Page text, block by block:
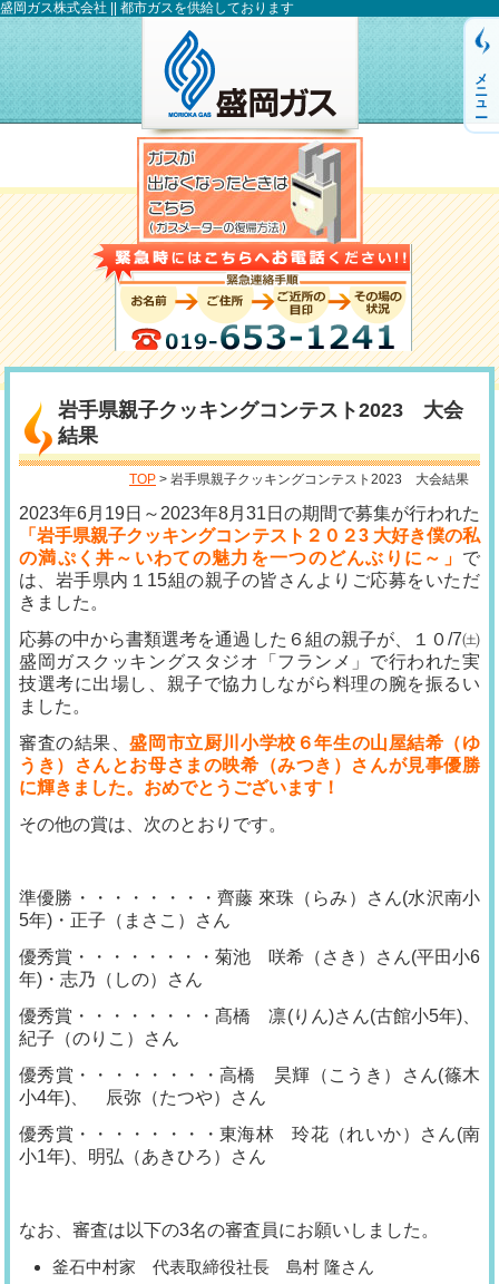
盛岡ガス株式会社 || 都市ガスを供給しております
メニュー
岩手県親子クッキングコンテスト2023 大会
結果
TOP > 岩手県親子クッキングコンテスト2023 大会結果
2023年6月19日～2023年8月31日の期間で募集が行われた
「岩手県親子クッキングコンテスト２０２3 大好き僕の私
の満ぷく丼～いわての魅力を一つのどんぶりに～」 で
は、岩手県内１15組の親子の皆さんよりご応募をいただ
きました。
応募の中から書類選考を通過した６組の親子が、１０/7㈯
盛岡ガスクッキングスタジオ「フランメ」で行われた実
技選考に出場し、親子で協力しながら料理の腕を振るい
ました。
審査の結果、盛岡市立厨川小学校６年生の山屋結希（ゆ
うき）さんとお母さまの映希（みつき）さんが見事優勝
に輝きました。おめでとうございます！
その他の賞は、次のとおりです。
準優勝・・・・・・・・齊藤 來珠（らみ）さん(水沢南小
5年)・正子（まさこ）さん
優秀賞・・・・・・・・菊池 咲希（さき）さん(平田小6
年)・志乃（しの）さん
優秀賞・・・・・・・・髙橋 凛(りん)さん(古館小5年)、
紀子（のりこ）さん
優秀賞・・・・・・・・高橋 昊輝（こうき）さん(篠木
小4年)、 辰弥（たつや）さん
優秀賞・・・・・・・・東海林 玲花（れいか）さん(南
小1年)、明弘（あきひろ）さん
なお、審査は以下の3名の審査員にお願いしました。
釜石中村家 代表取締役社長 島村 隆さん